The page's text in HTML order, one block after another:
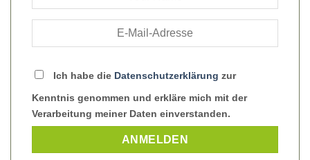
Ich habe die Datenschutzerklärung zur
Kenntnis genommen und erkläre mich mit der
Verarbeitung meiner Daten einverstanden.